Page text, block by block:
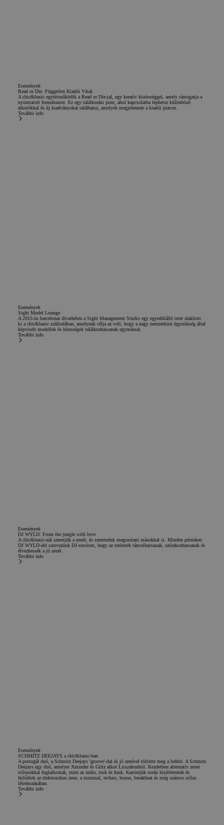
Események
Read or Die: Független Kiadói Vásár
A chic&basic együttműködik a Read or Die-jal, egy kreatív közösséggel, amely támogatja a
nyomtatott formátumot. Ez egy találkozási pont, ahol kapcsolatba léphetsz különböző
alkotókkal és új kiadványokat találhatsz, amelyek megjelennek a kiadói piacon.
További info
Események
Sight Model Lounge
A 2015-ös barcelonai divathéten a Sight Management Studio egy egyedülálló teret alakított
ki a chic&basic szállodában, amelynek célja az volt, hogy a nagy nemzetközi ügynökség által
képviselt modellek és hírességek találkozhassanak egymással.
További info
Események
DJ WYLD: From the jungle with love
A chic&basic-nál szeretjük a zenét, és szeretnénk megosztani másokkal is. Minden pénteken
DJ WYLD-del szervezünk DJ-sessiont, hogy az emberek táncolhassanak, szórakozhassanak és
élvezhessék a jó zenét.
További info
Események
SCHMITZ DEEJAYS a chic&basic-ban
A portugál duó, a Schmitz Deejays 'groove'-dal és jó zenével töltötte meg a lobbit. A Schmitz
Deejays egy duó, amelyet Xminder és Giltz alkot Lisszabonból. Kezdetben alternatív zenei
stílusokkal foglalkoztak, mint az indie, rock és funk. Karrierjük során kísérleteztek és
fejlődtek az elektronikus zene, a minimal, techno, house, breakbeat és még számos stílus
létrehozásában.
További info